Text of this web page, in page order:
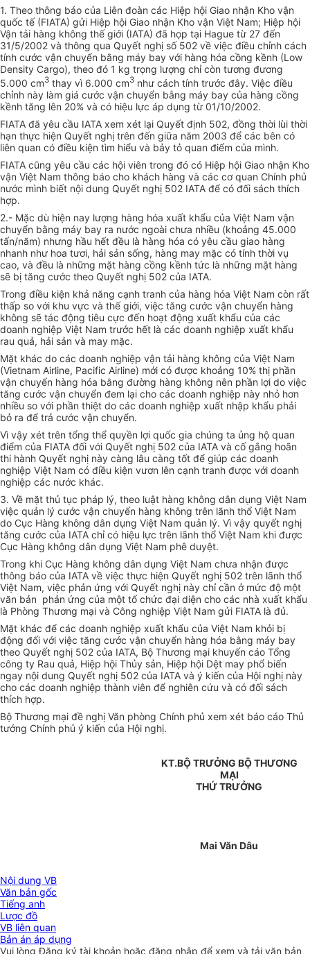
1. Theo thông báo của Liên đoàn các Hiệp hội Giao nhận Kho vận
quốc tế (FIATA) gửi Hiệp hội Giao nhận Kho vận Việt Nam; Hiệp hội
Vận tải hàng không thế giới (IATA) đã họp tại Hague từ 27 đến
31/5/2002 và thông qua Quyết nghị số 502 về việc điều chỉnh cách
tính cước vận chuyển bằng máy bay với hàng hóa cồng kềnh (Low
Density Cargo), theo đó 1 kg trọng lượng chỉ còn tương đương
5.000 cm3 thay vì 6.000 cm3 như cách tính trước đây. Việc điều
chỉnh này làm giá cước vận chuyển bằng máy bay của hàng cồng
kềnh tăng lên 20% và có hiệu lực áp dụng từ 01/10/2002.
FIATA đã yêu cầu IATA xem xét lại Quyết định 502, đồng thời lùi thời
hạn thực hiện Quyết nghị trên đến giữa năm 2003 để các bên có
liên quan có điều kiện tìm hiểu và bảy tỏ quan điểm của mình.
FIATA cũng yêu cầu các hội viên trong đó có Hiệp hội Giao nhận Kho
vận Việt Nam thông báo cho khách hàng và các cơ quan Chính phủ
nước mình biết nội dung Quyết nghị 502 IATA để có đối sách thích
hợp.
2.- Mặc dù hiện nay lượng hàng hóa xuất khẩu của Việt Nam vận
chuyển bằng máy bay ra nước ngoài chưa nhiều (khoảng 45.000
tấn/năm) nhưng hầu hết đều là hàng hóa có yêu cầu giao hàng
nhanh như hoa tươi, hải sản sống, hàng may mặc có tính thời vụ
cao, và đều là những mặt hàng cồng kềnh tức là những mặt hàng
sẽ bị tăng cước theo Quyết nghị 502 của IATA.
Trong điều kiện khả năng cạnh tranh của hàng hóa Việt Nam còn rất
thấp so với khu vực và thế giới, việc tăng cước vận chuyển hàng
không sẽ tác động tiêu cực đến hoạt động xuất khẩu của các
doanh nghiệp Việt Nam trước hết là các doanh nghiệp xuất khẩu
rau quả, hải sản và may mặc.
Mặt khác do các doanh nghiệp vận tải hàng không của Việt Nam
(Vietnam Airline, Pacific Airline) mới có được khoảng 10% thị phần
vận chuyển hàng hóa bằng đường hàng không nên phần lợi do việc
tăng cước vận chuyển đem lại cho các doanh nghiệp này nhỏ hơn
nhiều so với phần thiệt do các doanh nghiệp xuất nhập khẩu phải
bỏ ra để trả cước vận chuyển.
Vì vậy xét trên tổng thể quyền lợi quốc gia chúng ta ủng hộ quan
điểm của FIATA đối với Quyết nghị 502 của IATA và cố gắng hoãn
thi hành Quyết nghị này càng lâu càng tốt để giúp các doanh
nghiệp Việt Nam có điều kiện vươn lên cạnh tranh được với doanh
nghiệp các nước khác.
3. Về mặt thủ tục pháp lý, theo luật hàng không dân dụng Việt Nam
việc quản lý cước vận chuyển hàng không trên lãnh thổ Việt Nam
do Cục Hàng không dân dụng Việt Nam quản lý. Vì vậy quyết nghị
tăng cước của IATA chỉ có hiệu lực trên lãnh thổ Việt Nam khi được
Cục Hàng không dân dụng Việt Nam phê duyệt.
Trong khi Cục Hàng không dân dụng Việt Nam chưa nhận được
thông báo của IATA về việc thực hiện Quyết nghị 502 trên lãnh thổ
Việt Nam, việc phản ứng với Quyết nghị này chỉ cần ở mức độ một
văn bản phản ứng của một tổ chức đại diện cho các nhà xuất khẩu
là Phòng Thương mại và Công nghiệp Việt Nam gửi FIATA là đủ.
Mặt khác để các doanh nghiệp xuất khẩu của Việt Nam khỏi bị
động đối với việc tăng cước vận chuyển hàng hóa bằng máy bay
theo Quyết nghị 502 của IATA, Bộ Thương mại khuyến cáo Tổng
công ty Rau quả, Hiệp hội Thủy sản, Hiệp hội Dệt may phổ biến
ngay nội dung Quyết nghị 502 của IATA và ý kiến của Hội nghị này
cho các doanh nghiệp thành viên để nghiên cứu và có đối sách
thích hợp.
Bộ Thương mại đề nghị Văn phòng Chính phủ xem xét báo cáo Thủ
tướng Chính phủ ý kiến của Hội nghị.
KT.BỘ TRƯỞNG BỘ THƯƠNG
MẠI
THỨ TRƯỞNG
Mai Văn Dâu
Nội dung VB
Văn bản gốc
Tiếng anh
Lược đồ
VB liên quan
Bản án áp dụng
Vui lòngĐăng ký tài khoản hoặc đăng nhập để xem và tải văn bản